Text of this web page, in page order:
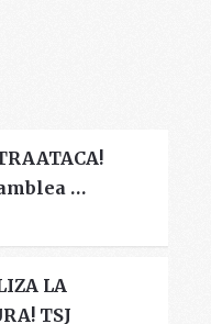
…
LA
TSJ